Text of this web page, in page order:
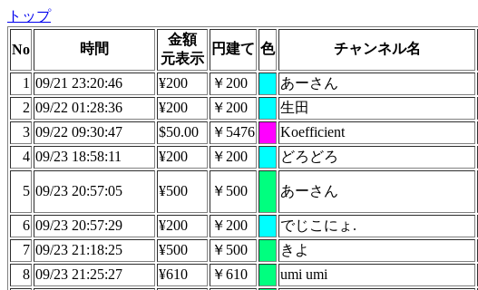
トップ
No 時間
金額
元表示
円建て 色 チャンネル名
1 09/21 23:20:46 ¥200 ￥200 あーさん
2 09/22 01:28:36 ¥200 ￥200 生田
3 09/22 09:30:47 $50.00 ￥5476 Koefficient
4 09/23 18:58:11 ¥200 ￥200 どろどろ
5 09/23 20:57:05 ¥500 ￥500 あーさん
6 09/23 20:57:29 ¥200 ￥200 でじこにょ.
7 09/23 21:18:25 ¥500 ￥500 きよ
8 09/23 21:25:27 ¥610 ￥610 umi umi